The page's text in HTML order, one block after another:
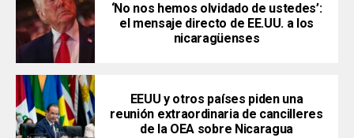
‘No nos hemos olvidado de ustedes’:
el mensaje directo de EE.UU. a los
nicaragüenses
EEUU y otros países piden una
reunión extraordinaria de cancilleres
de la OEA sobre Nicaragua